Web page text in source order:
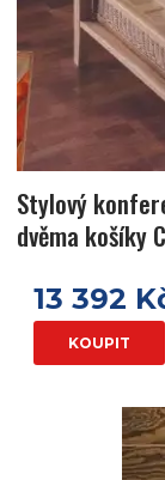
Stylový
dvěma košíky
13 392
KOUPIT